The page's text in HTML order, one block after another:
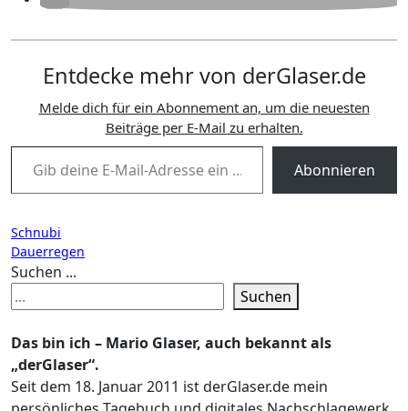
Entdecke mehr von derGlaser.de
Melde dich für ein Abonnement an, um die neuesten
Beiträge per E-Mail zu erhalten.
Gib deine E-Mail-Adresse ein ...
Abonnieren
Beitragsnavigation
Schnubi
Dauerregen
Suchen ...
Suchen
Das bin ich – Mario Glaser, auch bekannt als
„derGlaser“.
Seit dem 18. Januar 2011 ist derGlaser.de mein